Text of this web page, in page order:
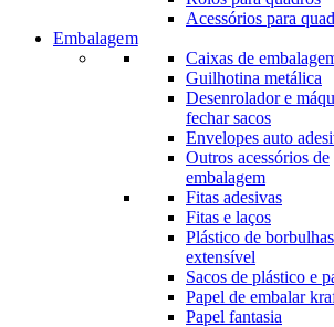
Acessórios para
Embalagem
Caixas de
Guilhotina metálica
Desenrolador e
fechar sacos
Envelopes auto
Outros acessórios de
embalagem
Fitas adesivas
Fitas e laços
Plástico de
extensível
Sacos de plástico e
Papel de embalar
Papel fantasia